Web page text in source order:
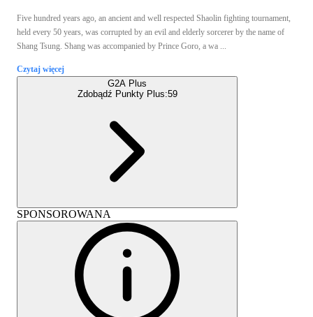
Five hundred years ago, an ancient and well respected Shaolin fighting tournament,
held every 50 years, was corrupted by an evil and elderly sorcerer by the name of
Shang Tsung. Shang was accompanied by Prince Goro, a wa ...
Czytaj więcej
G2A Plus
Zdobądź Punkty Plus:59
SPONSOROWANA